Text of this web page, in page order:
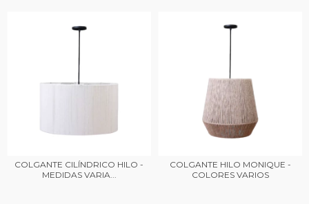
COLGANTE CILÍNDRICO HILO -
MEDIDAS VARIA...
COLGANTE HILO MONIQUE -
COLORES VARIOS